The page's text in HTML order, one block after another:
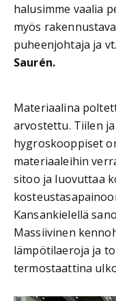
halusimme vaalia
myös
puheenjohtaja ja
Saurén.
Materiaalina
arvostettu. Tiilen
hygroskooppiset
materiaaleihin
sitoo ja luovuttaa
Kansankielellä
Massiivinen
lämpötilaeroja ja
termostaattina